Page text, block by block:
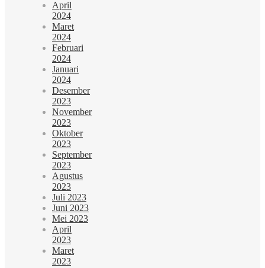
April
2024
Maret
2024
Februari
2024
Januari
2024
Desember
2023
November
2023
Oktober
2023
September
2023
Agustus
2023
Juli 2023
Juni 2023
Mei 2023
April
2023
Maret
2023